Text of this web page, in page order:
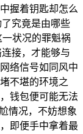
握着钥匙却怎么
究竟是由哪些
状况的罪魁祸
接，才能够与
络信号如同风中
不堪的环境之
钱包便可能无法
情况，不妨想象
即便手中拿着最